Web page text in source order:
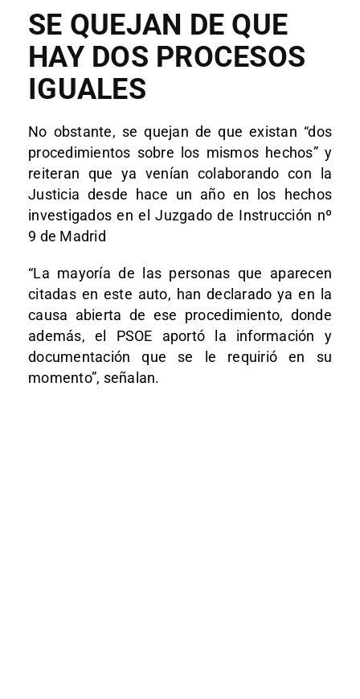
SE QUEJAN DE QUE
HAY DOS PROCESOS
IGUALES
No obstante, se quejan de que existan “dos
procedimientos sobre los mismos hechos” y
reiteran que ya venían colaborando con la
Justicia desde hace un año en los hechos
investigados en el Juzgado de Instrucción nº
9 de Madrid
“La mayoría de las personas que aparecen
citadas en este auto, han declarado ya en la
causa abierta de ese procedimiento, donde
además, el PSOE aportó la información y
documentación que se le requirió en su
momento”, señalan.